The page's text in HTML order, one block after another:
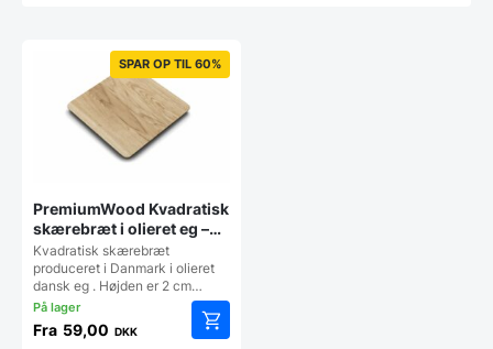
SPAR OP TIL 60%
PremiumWood Kvadratisk
skærebræt i olieret eg –
flere størrelser
Kvadratisk skærebræt
produceret i Danmark i olieret
dansk eg . Højden er 2 cm…
Fra 59,00 DKK